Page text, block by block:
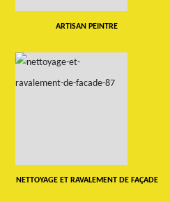
ARTISAN PEINTRE
NETTOYAGE ET RAVALEMENT DE FAÇADE